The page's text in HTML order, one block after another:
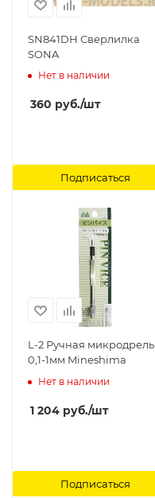
SN841DH Сверлилка
SONA
Нет в наличии
360 руб./шт
Подписаться
L-2 Ручная микродрель
0,1-1мм Mineshima
Нет в наличии
1 204 руб./шт
Подписаться